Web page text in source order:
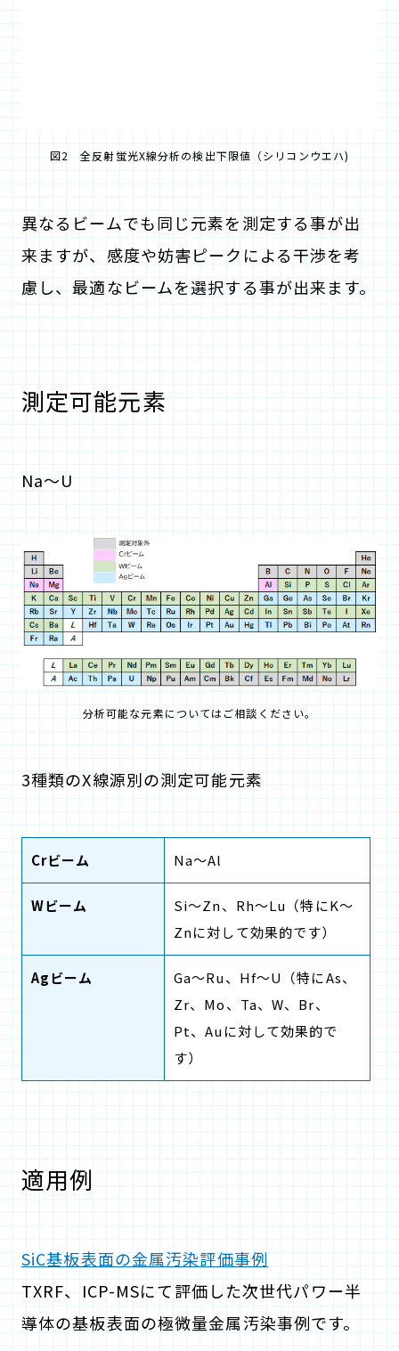
図2 全反射蛍光X線分析の検出下限値（シリコンウエハ)
異なるビームでも同じ元素を測定する事が出
来ますが、感度や妨害ピークによる干渉を考
慮し、最適なビームを選択する事が出来ます。
測定可能元素
Na～U
分析可能な元素についてはご相談ください。
3種類のX線源別の測定可能元素
Crビーム Na～Al
Wビーム
Si～Zn、Rh～Lu（特にK～
Znに対して効果的です）
Agビーム
Ga～Ru、Hf～U（特にAs、
Zr、Mo、Ta、W、Br、
Pt、Auに対して効果的で
す）
適用例
SiC基板表面の金属汚染評価事例
TXRF、ICP-MSにて評価した次世代パワー半
導体の基板表面の極微量金属汚染事例です。